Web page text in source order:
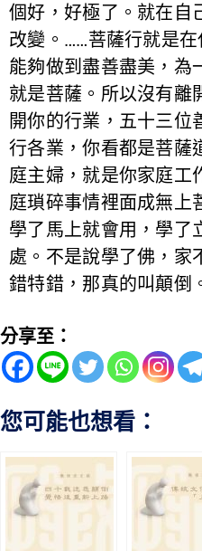
個好，好極了。就在自
改變。……菩薩行就是在
能夠做到盡善盡美，為
就是菩薩。所以沒有離
開你的行業，五十三位
行各業，你看都是菩薩
庭主婦，就是你家庭工
庭瑣碎事情裡面成無上
學了馬上就會用，學了
處。不是說學了佛，家
錯特錯，那真的叫顛倒
分享至：
您可能也想看：